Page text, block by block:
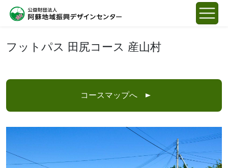
フットパス 田尻コース 産山村
コースマップへ